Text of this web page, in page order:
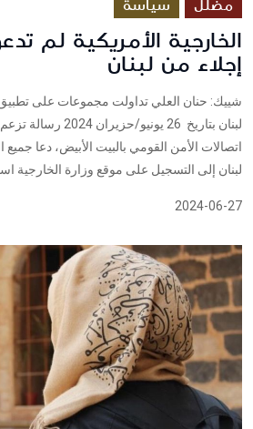
مضلل سياسة
الخارجية الأمريكية لم
إجلاء من لبنان
لبنان بتاريخ 26
اتصالات الأمن القومي بالبيت الأبيض، دعا جميع
لبنان إلى التسجيل على موقع وزارة الخارجية
2024-06-27